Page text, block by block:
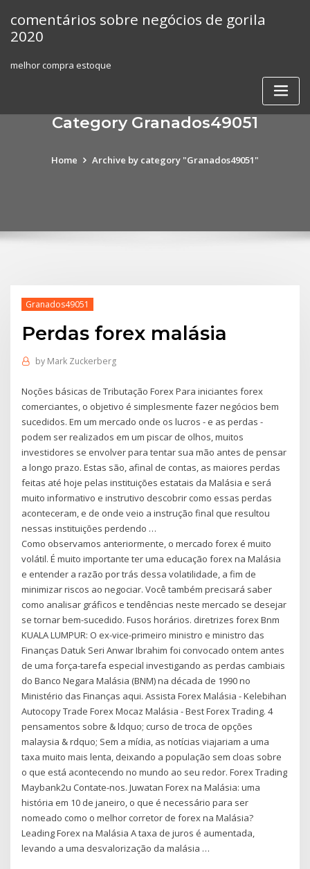
content
comentários sobre negócios de gorila
2020
melhor compra estoque
Category Granados49051
Home Archive by category "Granados49051"
Granados49051
Perdas forex malásia
by Mark Zuckerberg
Noções básicas de Tributação Forex Para iniciantes forex
comerciantes, o objetivo é simplesmente fazer negócios bem
sucedidos. Em um mercado onde os lucros - e as perdas -
podem ser realizados em um piscar de olhos, muitos
investidores se envolver para tentar sua mão antes de pensar
a longo prazo. Estas são, afinal de contas, as maiores perdas
feitas até hoje pelas instituições estatais da Malásia e será
muito informativo e instrutivo descobrir como essas perdas
aconteceram, e de onde veio a instrução final que resultou
nessas instituições perdendo …
Como observamos anteriormente, o mercado forex é muito
volátil. É muito importante ter uma educação forex na Malásia
e entender a razão por trás dessa volatilidade, a fim de
minimizar riscos ao negociar. Você também precisará saber
como analisar gráficos e tendências neste mercado se desejar
se tornar bem-sucedido. Fusos horários. diretrizes forex Bnm
KUALA LUMPUR: O ex-vice-primeiro ministro e ministro das
Finanças Datuk Seri Anwar Ibrahim foi convocado ontem antes
de uma força-tarefa especial investigando as perdas cambiais
do Banco Negara Malásia (BNM) na década de 1990 no
Ministério das Finanças aqui. Assista Forex Malásia - Kelebihan
Autocopy Trade Forex Mocaz Malásia - Best Forex Trading. 4
pensamentos sobre & ldquo; curso de troca de opções
malaysia & rdquo; Sem a mídia, as notícias viajariam a uma
taxa muito mais lenta, deixando a população sem cloas sobre
o que está acontecendo no mundo ao seu redor. Forex Trading
Maybank2u Contate-nos. Juwatan Forex na Malásia: uma
história em 10 de janeiro, o que é necessário para ser
nomeado como o melhor corretor de forex na Malásia?
Leading Forex na Malásia A taxa de juros é aumentada,
levando a uma desvalorização da malásia …